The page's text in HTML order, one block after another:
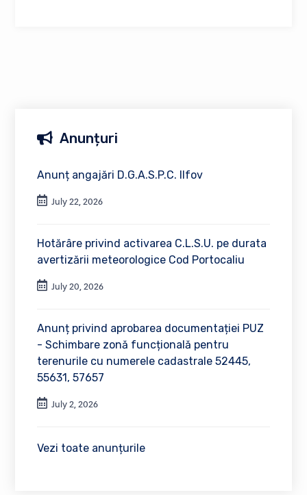
Anunțuri
Anunț angajări D.G.A.S.P.C. Ilfov
July 22, 2026
Hotărâre privind activarea C.L.S.U. pe durata
avertizării meteorologice Cod Portocaliu
July 20, 2026
Anunț privind aprobarea documentației PUZ
- Schimbare zonă funcțională pentru
terenurile cu numerele cadastrale 52445,
55631, 57657
July 2, 2026
Vezi toate anunțurile